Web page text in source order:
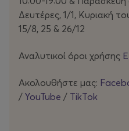
Δευτέρες, 1/1, Κυριακή
15/8, 25 & 26/12
Αναλυτικοί όροι χρήσης
Ακολουθήστε μας:
/ YouTube / TikTok